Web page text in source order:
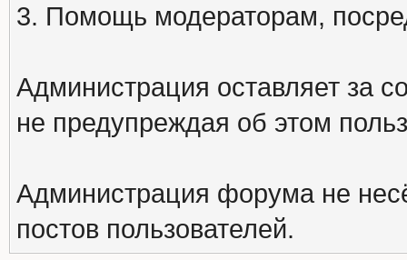
3. Помощь модераторам,
Администрация оставляет за
не предупреждая об этом
Администрация форума не
постов пользователей.